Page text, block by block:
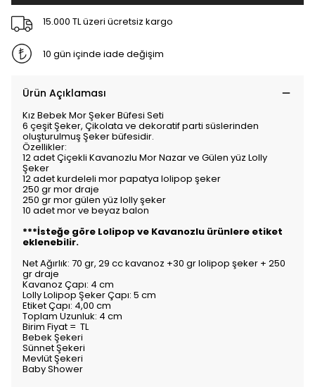
15.000 TL üzeri ücretsiz kargo
10 gün içinde iade değişim
Ürün Açıklaması
Kız Bebek Mor Şeker Büfesi Seti
6 çeşit Şeker, Çikolata ve dekoratif parti süslerinden
oluşturulmuş Şeker büfesidir.
Özellikler:
12 adet Çiçekli Kavanozlu Mor Nazar ve Gülen yüz Lolly
Şeker
12 adet kurdeleli mor papatya lolipop şeker
250 gr mor draje
250 gr mor gülen yüz lolly şeker
10 adet mor ve beyaz balon
***İsteğe göre Lolipop ve Kavanozlu ürünlere etiket
eklenebilir.
Net Ağırlık: 70 gr, 29 cc kavanoz +30 gr lolipop şeker + 250
gr draje
Kavanoz Çapı: 4 cm
Lolly Lolipop Şeker Çapı: 5 cm
Etiket Çapı: 4,00 cm
Toplam Uzunluk: 4 cm
Birim Fiyat = TL
Bebek Şekeri
Sünnet Şekeri
Mevlüt Şekeri
Baby Shower